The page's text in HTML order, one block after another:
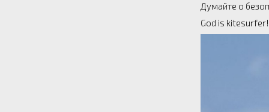
Думайте о
God is